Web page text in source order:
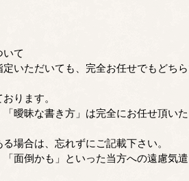
て
いただいても、完全お任せでもどち
ります。
「曖昧な書き方」は完全にお任せ頂い
場合は、忘れずにご記載下さい。
「面倒かも」といった当方への遠慮気